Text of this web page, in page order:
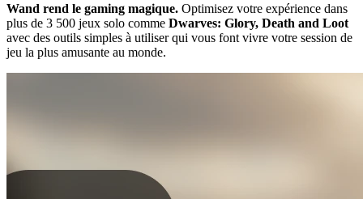
Wand rend le gaming magique. Optimisez votre expérience dans
plus de 3 500 jeux solo comme Dwarves: Glory, Death and Loot
avec des outils simples à utiliser qui vous font vivre votre session de
jeu la plus amusante au monde.